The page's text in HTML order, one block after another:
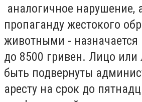
аналогичное нарушение,
пропаганду жестокого
животными - назначается
до 8500 гривен. Лицо или
быть подвернуты
аресту на срок до